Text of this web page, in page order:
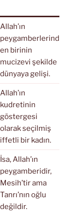
Allah’ın
peygamberlerind
en birinin
mucizevi şekilde
dünyaya gelişi.
Allah’ın
kudretinin
göstergesi
olarak seçilmiş
iffetli bir kadın.
İsa, Allah’ın
peygamberidir,
Mesih’tir ama
Tanrı’nın oğlu
değildir.